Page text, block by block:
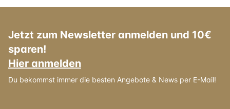
Jetzt zum Newsletter anmelden und 10€
sparen!
Hier anmelden
Du bekommst immer die besten Angebote & News per E-Mail!